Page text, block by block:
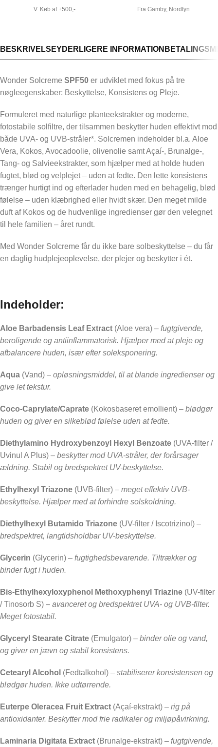
V. Køb af +500,- Fra Gamby, Nordfyn
BESKRIVELSEYDERLIGERE INFORMATION
Wonder Solcreme SPF50 er udviklet med fokus på tre
nøgleegenskaber: Beskyttelse, Konsistens og Pleje.
Formuleret med naturlige planteekstrakter og moderne,
fotostabile solfiltre, der tilsammen beskytter huden effektivt mod
både UVA- og UVB-stråler*. Solcremen indeholder bl.a. Aloe
Vera, Kokos, Avocadoolie, olivenolie samt Açaí-, Brunalge-,
Tang- og Salvieekstrakter, som hjælper med at holde huden
fugtet, blød og velplejet – uden at fedte. Den lette konsistens
trænger hurtigt ind og efterlader huden med en behagelig, blød
følelse – uden klæbrighed eller hvidt skær. Den meget milde
duft af Kokos og de hudvenlige ingredienser gør den velegnet
til hele familien – året rundt.
Med Wonder Solcreme får du ikke bare solbeskyttelse – du får
en daglig hudplejeoplevelse, der plejer og beskytter i ét.
Indeholder:
Aloe Barbadensis Leaf Extract (Aloe vera) – fugtgivende,
beroligende og antiinflammatorisk. Hjælper med at pleje og
afbalancere huden, især efter soleksponering.
Aqua (Vand) – opløsningsmiddel, til at blande ingredienser og
give let tekstur.
Coco-Caprylate/Caprate (Kokosbaseret emollient) – blødgør
huden og giver en silkeblød følelse uden at fedte.
Diethylamino Hydroxybenzoyl Hexyl Benzoate (UVA-filter /
Uvinul A Plus) – beskytter mod UVA-stråler, der forårsager
ældning. Stabil og bredspektret UV-beskyttelse.
Ethylhexyl Triazone (UVB-filter) – meget effektiv UVB-
beskyttelse. Hjælper med at forhindre solskoldning.
Diethylhexyl Butamido Triazone (UV-filter / Iscotrizinol) –
bredspektret, langtidsholdbar UV-beskyttelse.
Glycerin (Glycerin) – fugtighedsbevarende. Tiltrækker og
binder fugt i huden.
Bis-Ethylhexyloxyphenol Methoxyphenyl Triazine (UV-filter
/ Tinosorb S) – avanceret og bredspektret UVA- og UVB-filter.
Meget fotostabil.
Glyceryl Stearate Citrate (Emulgator) – binder olie og vand,
og giver en jævn og stabil konsistens.
Cetearyl Alcohol (Fedtalkohol) – stabiliserer konsistensen og
blødgør huden. Ikke udtørrende.
Euterpe Oleracea Fruit Extract (Açaí-ekstrakt) – rig på
antioxidanter. Beskytter mod frie radikaler og miljøpåvirkning.
Laminaria Digitata Extract (Brunalge-ekstrakt) – fugtgivende,